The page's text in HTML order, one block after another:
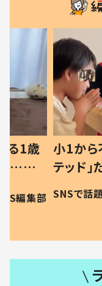
る1歳
…母
現行
編集部
小1から
テッド
食”を
和の親
SNSで話